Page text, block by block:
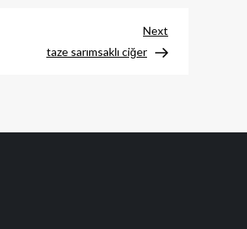
post
Next
taze sarımsaklı ciğer